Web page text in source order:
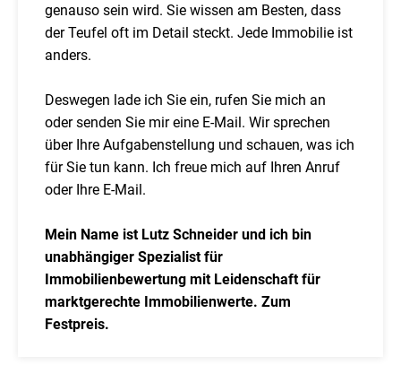
genauso sein wird. Sie wissen am Besten, dass
der Teufel oft im Detail steckt. Jede Immobilie ist
anders.
Deswegen lade ich Sie ein, rufen Sie mich an
oder senden Sie mir eine E-Mail. Wir sprechen
über Ihre Aufgabenstellung und schauen, was ich
für Sie tun kann. Ich freue mich auf Ihren Anruf
oder Ihre E-Mail.
Mein Name ist Lutz Schneider und ich bin
unabhängiger Spezialist für
Immobilienbewertung mit Leidenschaft für
marktgerechte Immobilienwerte. Zum
Festpreis.